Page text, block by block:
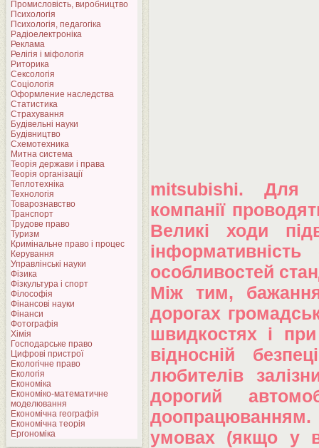
Промисловість, виробництво
Психологія
Психологія, педагогіка
Радіоелектроніка
Реклама
Релігія і міфологія
Риторика
Сексологія
Соціологія
Оформление наследства
Статистика
Страхування
Будівельні науки
Будівництво
Схемотехника
Митна система
Теорія держави і права
Теорія організації
Теплотехніка
Технологія
Товарознавство
Транспорт
Трудове право
Туризм
Кримінальне право і процес
Керування
Управлінські науки
Фізика
Фізкультура і спорт
Філософія
Фінансові науки
Фінанси
Фотографія
Хімія
Господарське право
Цифрові пристрої
Екологічне право
Екологія
Економіка
Економіко-математичне
моделювання
Економічна географія
Економічна теорія
Ергономіка
mitsubishi. Для
компанії
Великі ходи
особливостей
Між тим, бажання
дорогах
швидкостях і
відносній
любителів
дорогий
доопрацюванням.
умовах (якщо у